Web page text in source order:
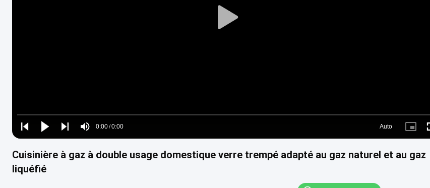
Play
Play
Play
Play
Mute
Time
0:00/0:00
Loaded:
0%
Auto
Picture-
Cuisinière à gaz à double usage domestique verre trempé adapté au gaz naturel et au gaz
liquéfié